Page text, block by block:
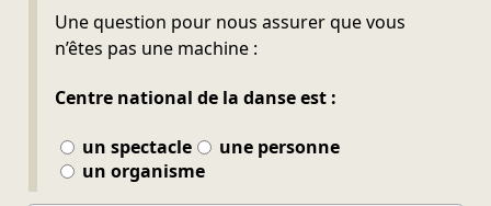
Une question pour nous assurer que vous
n’êtes pas une machine :
Centre national de la danse est :
un spectacle
une personne
un organisme
Ne pas remplir